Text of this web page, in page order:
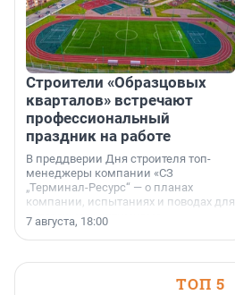
Строители «Образцовых
кварталов» встречают
профессиональный
праздник на работе
В преддверии Дня строителя топ-
менеджеры компании «СЗ
„Терминал-Ресурс“ — о планах
компании, испытаниях и поводах для
осторожного оптимизма.
7 августа, 18:00
ТОП 5